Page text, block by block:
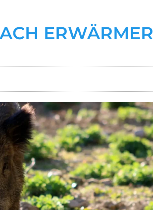
ERWÄRMER